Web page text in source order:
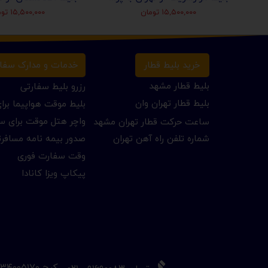
۱۵,۵۰۰,۰۰۰ تومان ۱۵,۵۰۰,۰۰۰ تومان
رزرو بلیط سفارتی
پیکاپ ویزا کانادا
بلیط قطار تهران وان
بلیط قطار مشهد
بلیط موقت هواپیما
واچر هتل موقت برای
صدور بیمه نامه
ساعت حرکت قطار تهران مشهد
خرید بلیط قطار خدمات و مدارک
شماره تلفن راه آهن تهران
وقت سفارت فوری